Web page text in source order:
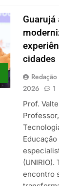
Guarujá
cidades
Redação
2026
1
Prof.
encontro